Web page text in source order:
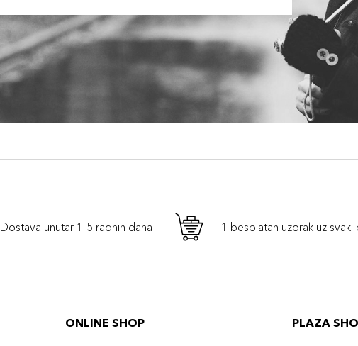
Dostava unutar 1-5 radnih dana 1 besplatan uzorak uz svaki
ONLINE SHOP PLAZA